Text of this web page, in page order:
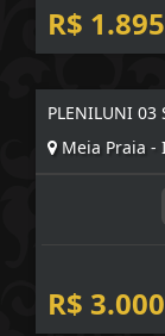
R$
PLENILUNI 03